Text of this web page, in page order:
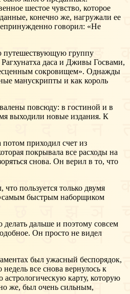
шестое чувство, которое
конечно же, нагружали ее
говорил: «Не
путешествующую группу
даса и Дживы Госвами,
сокровищем». Однажды
манускрипты и как король
повсюду: в гостиной и в
выходили новые издания. К
приходил счет из
покрывала все расходы на
снова. Он верил в то, что
пользуется только двумя
«самым быстрым наборщиком
дальше и поэтому совсем
Он просто не видел
был ужасный беспорядок,
все снова вернулось к
карту, которую
же, был очень сильным,